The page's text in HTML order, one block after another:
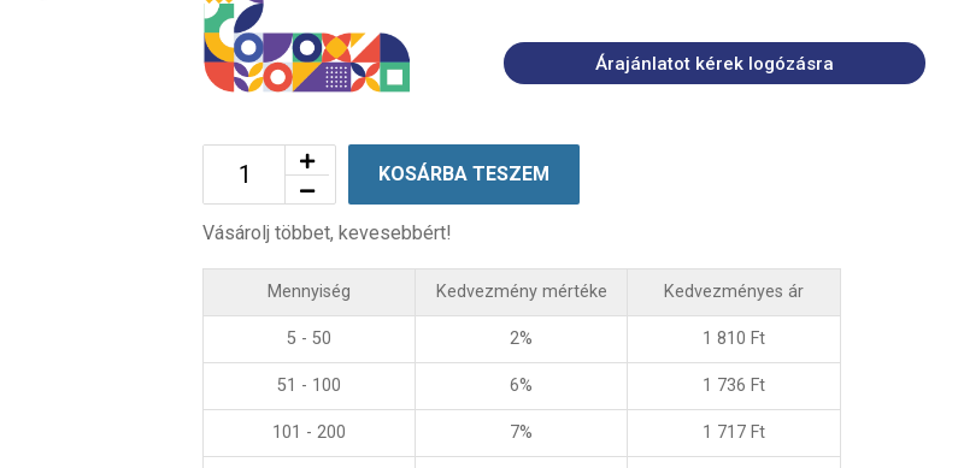
Árajánlatot kérek logózásra
KOSÁRBA TESZEM
Vásárolj többet, kevesebbért!
Mennyiség Kedvezmény mértéke Kedvezményes ár
5 - 50 2% 1 810 Ft
51 - 100 6% 1 736 Ft
101 - 200 7% 1 717 Ft